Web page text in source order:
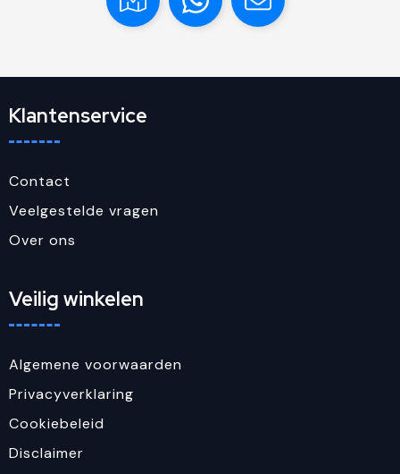
Klantenservice
Contact
Veelgestelde vragen
Over ons
Veilig winkelen
Algemene voorwaarden
Privacyverklaring
Cookiebeleid
Disclaimer